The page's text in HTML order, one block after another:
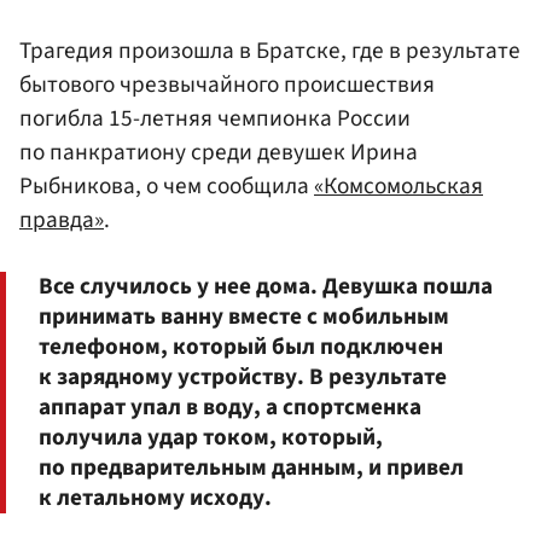
Трагедия произошла в Братске, где в результате
бытового чрезвычайного происшествия
погибла 15-летняя чемпионка России
по панкратиону среди девушек Ирина
Рыбникова, о чем сообщила«Комсомольская
правда».
Все случилось у нее дома. Девушка пошла
принимать ванну вместе с мобильным
телефоном, который был подключен
к зарядному устройству. В результате
аппарат упал в воду, а спортсменка
получила удар током, который,
по предварительным данным, и привел
к летальному исходу.